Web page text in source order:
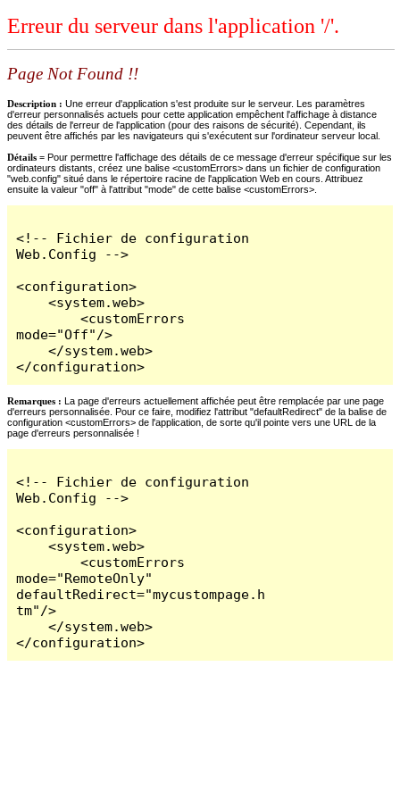
Erreur du serveur dans l'application '/'.
Page Not Found !!
Description : Une erreur d'application s'est produite sur le serveur. Les paramètres
d'erreur personnalisés actuels pour cette application empêchent l'affichage à distance
des détails de l'erreur de l'application (pour des raisons de sécurité). Cependant, ils
peuvent être affichés par les navigateurs qui s'exécutent sur l'ordinateur serveur local.
Détails = Pour permettre l'affichage des détails de ce message d'erreur spécifique sur les
ordinateurs distants, créez une balise <customErrors> dans un fichier de configuration
"web.config" situé dans le répertoire racine de l'application Web en cours. Attribuez
ensuite la valeur "off" à l'attribut "mode" de cette balise <customErrors>.
<!-- Fichier de configuration
Web.Config -->
<configuration>
    <system.web>
        <customErrors
mode="Off"/>
    </system.web>
</configuration>
Remarques : La page d'erreurs actuellement affichée peut être remplacée par une page
d'erreurs personnalisée. Pour ce faire, modifiez l'attribut "defaultRedirect" de la balise de
configuration <customErrors> de l'application, de sorte qu'il pointe vers une URL de la
page d'erreurs personnalisée !
<!-- Fichier de configuration
Web.Config -->
<configuration>
    <system.web>
        <customErrors
mode="RemoteOnly"
defaultRedirect="mycustompage.h
tm"/>
    </system.web>
</configuration>